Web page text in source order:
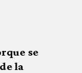
se
la